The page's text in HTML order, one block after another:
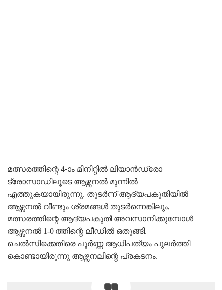
മത്സരത്തിന്റെ 4-ാം മിനിറ്റിൽ ലിയാൻഡ്രോ
ട്രോസാഡിലൂടെ ആഴ്സനൽ മുന്നിൽ
എത്തുകയായിരുന്നു. തുടർന്ന് ആദ്യപകുതിയിൽ
ആഴ്സനൽ വീണ്ടും ശ്രമങ്ങൾ തുടർന്നെങ്കിലും,
മത്സരത്തിന്റെ ആദ്യപകുതി അവസാനിക്കുമ്പോൾ
ആഴ്സനൽ 1-0 ത്തിന്റെ ലീഡിൽ ഒതുങ്ങി.
ചെൽസിക്കെതിരെ പൂർണ്ണ ആധിപത്യം പുലർത്തി
കൊണ്ടായിരുന്നു ആഴ്സനലിന്റെ പ്രകടനം.